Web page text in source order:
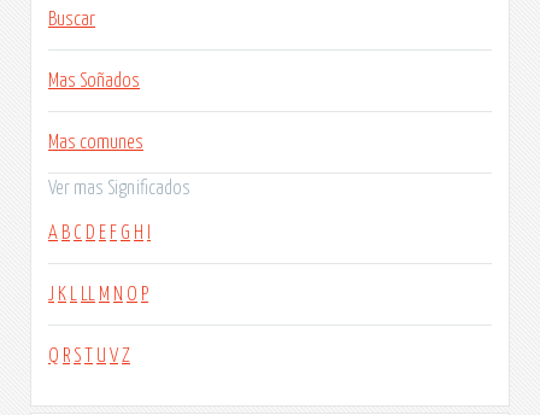
Buscar
Mas Soñados
Mas comunes
Ver mas Significados
A B C D E F G H
J K M N O P
Q R S U VZ